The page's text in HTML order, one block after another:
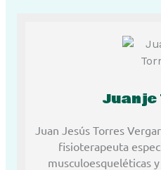
Juanje
Juan Jesús Torres
fisioterapeuta
musculoesqueléticas